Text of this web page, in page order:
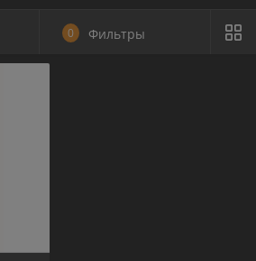
в сеть начинает работать ТЭН,
до нужной температуры. Далее
окружающий воздух.
присутствуют несколько
которым можно выбрать
воздуха комнаты.
0 Фильтры